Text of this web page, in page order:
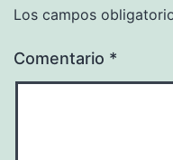
Los campos
Comentario *